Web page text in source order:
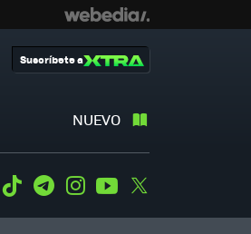
NUEVO
Suscríbete a
WhatsApp
Tiktok TelegramInstagramYoutube